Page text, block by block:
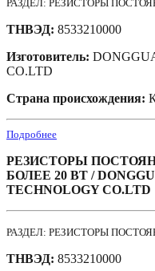
РАЗДЕЛ: РЕЗИСТОРЫ
ТНВЭД: 8533210000
Изготовитель:
CO.LTD
Страна происхождения:
Подробнее
РЕЗИСТОРЫ
БОЛЕЕ 20 ВТ /
TECHNOLOGY CO.LTD
РАЗДЕЛ: РЕЗИСТОРЫ
ТНВЭД: 8533210000